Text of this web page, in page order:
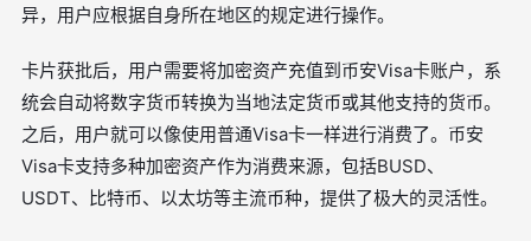
异，用户应根据自身所在地区的规定进行操作。
卡片获批后，用户需要将加密资产充值到币安Visa卡账户，系
统会自动将数字货币转换为当地法定货币或其他支持的货币。
之后，用户就可以像使用普通Visa卡一样进行消费了。币安
Visa卡支持多种加密资产作为消费来源，包括BUSD、
USDT、比特币、以太坊等主流币种，提供了极大的灵活性。